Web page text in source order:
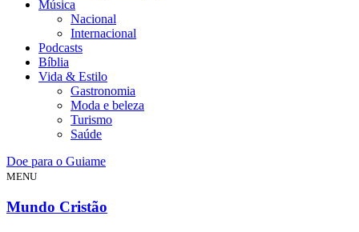
Música
Nacional
Internacional
Podcasts
Bíblia
Vida & Estilo
Gastronomia
Moda e beleza
Turismo
Saúde
Doe para o Guiame
MENU
Mundo Cristão